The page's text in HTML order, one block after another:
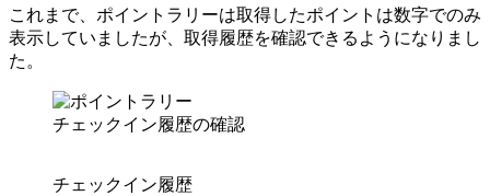
これまで、ポイントラリーは取得したポイントは数字でのみ
表示していましたが、取得履歴を確認できるようになりまし
た。
チェックイン履歴の確認
チェックイン履歴